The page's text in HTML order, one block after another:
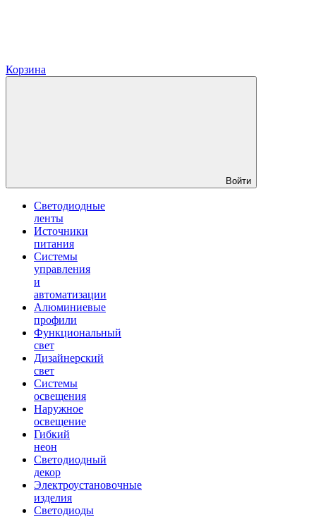
Корзина
Войти
Светодиодные
ленты
Источники
питания
Системы
управления
и
автоматизации
Алюминиевые
профили
Функциональный
свет
Дизайнерский
свет
Системы
освещения
Наружное
освещение
Гибкий
неон
Светодиодный
декор
Электроустановочные
изделия
Светодиоды